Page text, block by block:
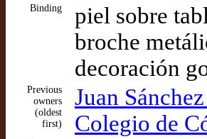
Binding
piel sobre
broche
decoración
Previous
owners
(oldest
first)
Juan
Colegio de